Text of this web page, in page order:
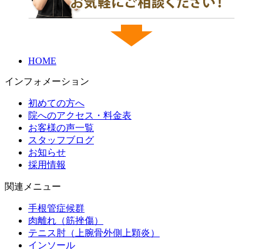
HOME
インフォメーション
初めての方へ
院へのアクセス・料金表
お客様の声一覧
スタッフブログ
お知らせ
採用情報
関連メニュー
手根管症候群
肉離れ（筋挫傷）
テニス肘（上腕骨外側上顆炎）
インソール